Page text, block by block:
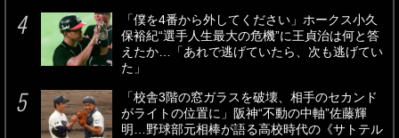
「僕を4番から外してください」ホークス小久
保裕紀“選手人生最大の危機”に王貞治は何と答
えたか…「あれで逃げていたら、次も逃げてい
た」
「校舎3階の窓ガラスを破壊、相手のセカンド
がライトの位置に」阪神“不動の中軸”佐藤輝
明…野球部元相棒が語る高校時代の《サトテル